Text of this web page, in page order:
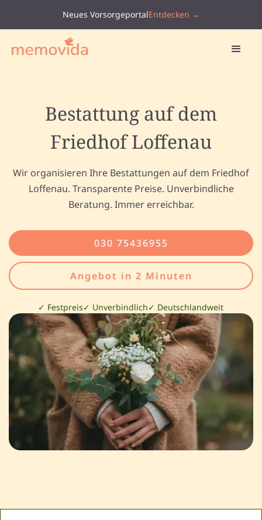
Neues VorsorgeportalEntdecken →
Bestattung auf dem
Friedhof Loffenau
Wir organisieren Ihre Bestattungen auf dem Friedhof
Loffenau. Transparente Preise. Unverbindliche
Beratung. Immer erreichbar.
030 75436955
Angebot in 2 Minuten
✓ Festpreis✓ Unverbindlich✓ Deutschlandweit